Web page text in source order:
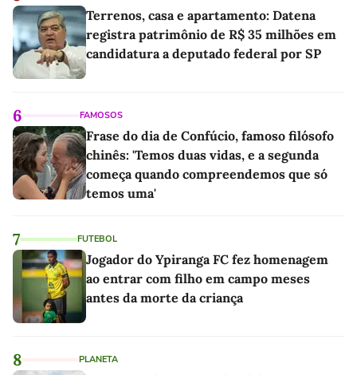
Terrenos, casa e apartamento: Datena
registra patrimônio de R$ 35 milhões em
candidatura a deputado federal por SP
6 FAMOSOS
Frase do dia de Confúcio, famoso filósofo
chinês: 'Temos duas vidas, e a segunda
começa quando compreendemos que só
temos uma'
7 FUTEBOL
Jogador do Ypiranga FC fez homenagem
ao entrar com filho em campo meses
antes da morte da criança
8 PLANETA